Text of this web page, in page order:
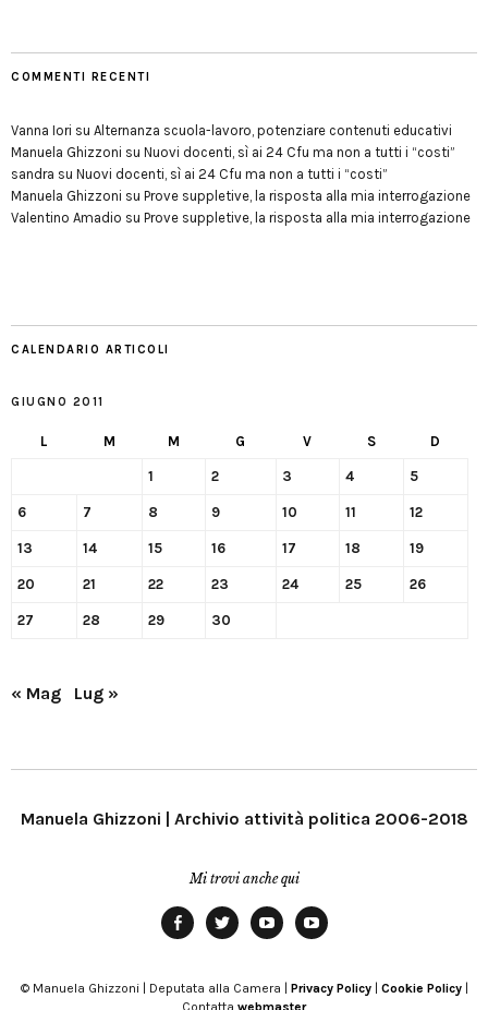
COMMENTI RECENTI
Vanna Iori su Alternanza scuola-lavoro, potenziare contenuti educativi
Manuela Ghizzoni su Nuovi docenti, sì ai 24 Cfu ma non a tutti i “costi”
sandra su Nuovi docenti, sì ai 24 Cfu ma non a tutti i “costi”
Manuela Ghizzoni su Prove suppletive, la risposta alla mia interrogazione
Valentino Amadio su Prove suppletive, la risposta alla mia interrogazione
CALENDARIO ARTICOLI
GIUGNO 2011
L M M G V S D
1 2 3 4 5
6 7 8 9 10 11 12
13 14 15 16 17 18 19
20 21 22 23 24 25 26
27 28 29 30
« Mag Lug »
Manuela Ghizzoni | Archivio attività politica 2006-2018
Mi trovi anche qui
Modena
© Manuela Ghizzoni | Deputata alla Camera | Privacy Policy| Cookie Policy|